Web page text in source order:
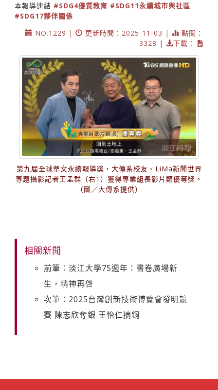
本報導連結 #SDG4優質教育 #SDG11永續城市與社區
#SDG17夥伴關係
NO.1229 |
更新時間：2025-11-03 |
點閱：
3328 |
下載：
第九屆全球華文永續報導獎，大傳系校友、LiMa新聞世界
專題攝影記者王孟群（右1）獲得專業組長影片類優等獎。
（圖／大傳系提供）
相關新聞
前筆：淡江大學75週年：書卷廣場新
生，精神再啓
次筆：2025台灣創新技術博覽會發明競
賽 陳志欣奪銀 王怡仁摘銅